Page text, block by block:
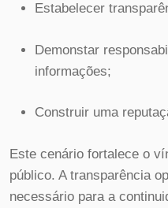
Estabelecer
Demonstar
informações;
Construir uma
Este cenário fortalece o
público. A transparência
necessário para a